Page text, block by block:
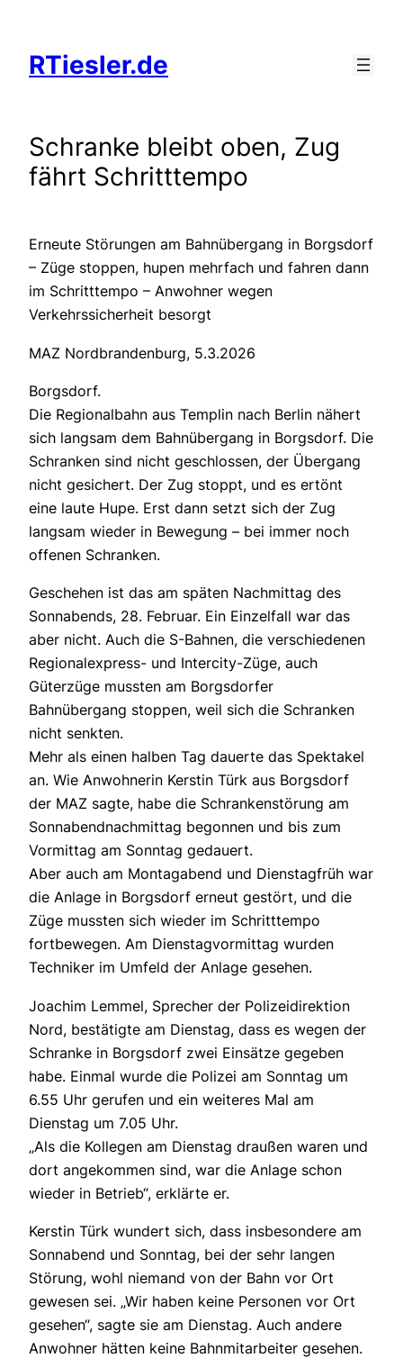
springen
RTiesler.de
Schranke bleibt oben, Zug
fährt Schritttempo
Erneute Störungen am Bahnübergang in Borgsdorf
– Züge stoppen, hupen mehrfach und fahren dann
im Schritttempo – Anwohner wegen
Verkehrssicherheit besorgt
MAZ Nordbrandenburg, 5.3.2026
Borgsdorf.
Die Regionalbahn aus Templin nach Berlin nähert
sich langsam dem Bahnübergang in Borgsdorf. Die
Schranken sind nicht geschlossen, der Übergang
nicht gesichert. Der Zug stoppt, und es ertönt
eine laute Hupe. Erst dann setzt sich der Zug
langsam wieder in Bewegung – bei immer noch
offenen Schranken.
Geschehen ist das am späten Nachmittag des
Sonnabends, 28. Februar. Ein Einzelfall war das
aber nicht. Auch die S-Bahnen, die verschiedenen
Regionalexpress- und Intercity-Züge, auch
Güterzüge mussten am Borgsdorfer
Bahnübergang stoppen, weil sich die Schranken
nicht senkten.
Mehr als einen halben Tag dauerte das Spektakel
an. Wie Anwohnerin Kerstin Türk aus Borgsdorf
der MAZ sagte, habe die Schrankenstörung am
Sonnabendnachmittag begonnen und bis zum
Vormittag am Sonntag gedauert.
Aber auch am Montagabend und Dienstagfrüh war
die Anlage in Borgsdorf erneut gestört, und die
Züge mussten sich wieder im Schritttempo
fortbewegen. Am Dienstagvormittag wurden
Techniker im Umfeld der Anlage gesehen.
Joachim Lemmel, Sprecher der Polizeidirektion
Nord, bestätigte am Dienstag, dass es wegen der
Schranke in Borgsdorf zwei Einsätze gegeben
habe. Einmal wurde die Polizei am Sonntag um
6.55 Uhr gerufen und ein weiteres Mal am
Dienstag um 7.05 Uhr.
„Als die Kollegen am Dienstag draußen waren und
dort angekommen sind, war die Anlage schon
wieder in Betrieb“, erklärte er.
Kerstin Türk wundert sich, dass insbesondere am
Sonnabend und Sonntag, bei der sehr langen
Störung, wohl niemand von der Bahn vor Ort
gewesen sei. „Wir haben keine Personen vor Ort
gesehen“, sagte sie am Dienstag. Auch andere
Anwohner hätten keine Bahnmitarbeiter gesehen.